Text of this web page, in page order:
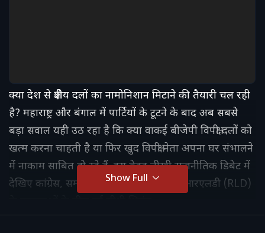
क्या देश से क्षेत्रीय दलों का नामोनिशान मिटाने की तैयारी चल रही
है? महाराष्ट्र और बंगाल में पार्टियों के टूटने के बाद अब सबसे
बड़ा सवाल यही उठ रहा है कि क्या वाकई बीजेपी विपक्षी दलों को
खत्म करना चाहती है या फिर खुद विपक्षी नेता अपना घर संभालने
में नाकाम साबित हो रहे हैं. इस बेहद तीखी राजनीतिक डिबेट में
देखिए कांग्रेस, समाजवादी पार्टी, बीजेपी और आरएलडी (RLD)
Show Full